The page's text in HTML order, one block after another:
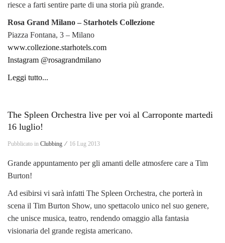
riesce a farti sentire parte di una storia più grande.
Rosa Grand Milano – Starhotels Collezione
Piazza Fontana, 3 – Milano
www.collezione.starhotels.com
Instagram @rosagrandmilano
Leggi tutto...
The Spleen Orchestra live per voi al Carroponte martedi
16 luglio!
Pubblicato in Clubbing ⁄ 16 Lug 2013
Grande appuntamento per gli amanti delle atmosfere care a Tim
Burton!
Ad esibirsi vi sarà infatti The Spleen Orchestra, che porterà in
scena il Tim Burton Show, uno spettacolo unico nel suo genere,
che unisce musica, teatro, rendendo omaggio alla fantasia
visionaria del grande regista americano.